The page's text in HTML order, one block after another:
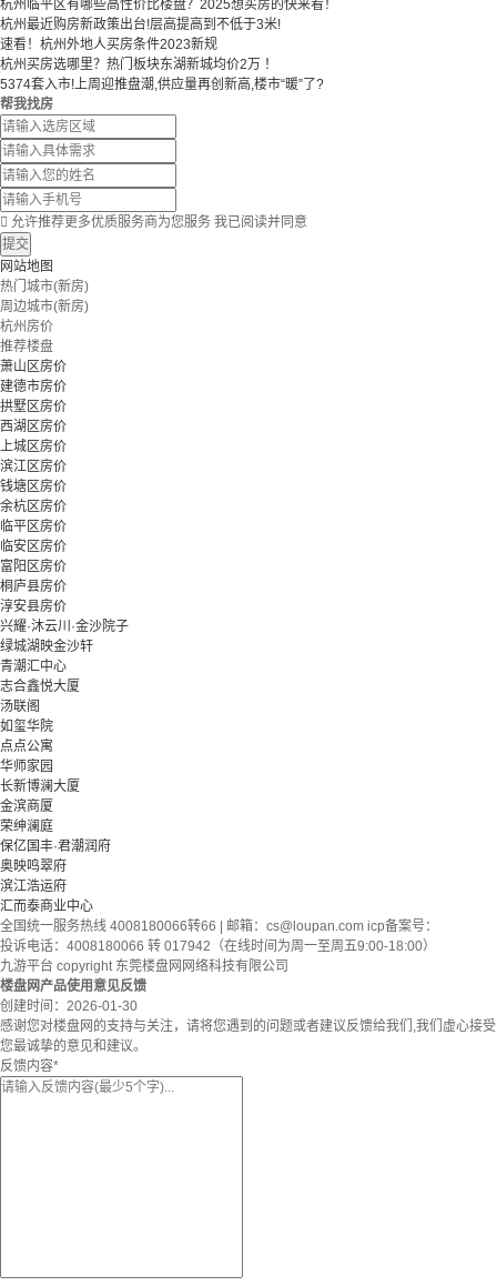
​​杭州临平区有哪些高性价比楼盘？2025想买房的快来看！​
杭州最近购房新政策出台!层高提高到不低于3米!
速看！杭州外地人买房条件2023新规
杭州买房选哪里？热门板块东湖新城均价2万 ！
5374套入市!上周迎推盘潮,供应量再创新高,楼市“暖”了?
帮我找房
 允许推荐更多优质服务商为您服务 我已阅读并同意
提交
网站地图
热门城市(新房)
周边城市(新房)
杭州房价
推荐楼盘
萧山区房价
建德市房价
拱墅区房价
西湖区房价
上城区房价
滨江区房价
钱塘区房价
余杭区房价
临平区房价
临安区房价
富阳区房价
桐庐县房价
淳安县房价
兴耀·沐云川·金沙院子
绿城湖映金沙轩
青潮汇中心
志合鑫悦大厦
汤联阁
如玺华院
点点公寓
华师家园
长新博澜大厦
金滨商厦
荣绅澜庭
保亿国丰·君潮润府
奥映鸣翠府
滨江浩运府
汇而泰商业中心
全国统一服务热线 4008180066转66 | 邮箱： cs@loupan.com icp备案号：
投诉电话：4008180066 转 017942（在线时间为周一至周五9:00-18:00）
九游平台 copyright 东莞楼盘网网络科技有限公司
楼盘网产品使用意见反馈
创建时间： 2026-01-30
感谢您对楼盘网的支持与关注，请将您遇到的问题或者建议反馈给我们,我们虚心接受
您最诚挚的意见和建议。
反馈内容*